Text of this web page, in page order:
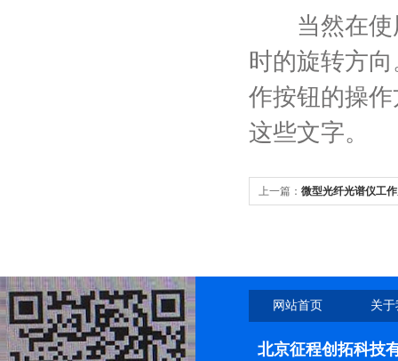
当然在使用
时的旋转方
作按钮的操
这些文字。
上一篇： 微型光纤光谱仪工
网站首页 关
北京征程创拓科技